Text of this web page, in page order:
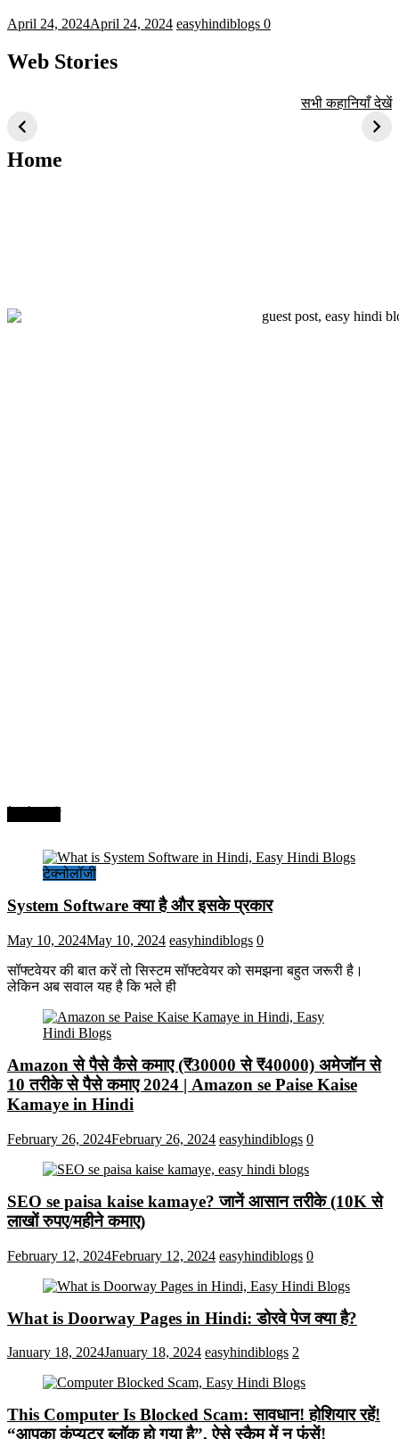
April 24, 2024April 24, 2024 easyhindiblogs 0
Web Stories
तकनीक जो आपको
2024 के लिए सीखनी
चाहिए
ऐतिहासिक स्थान
सभी कहानियाँ देखें
Home
टेक्नोलॉजी
System Software क्या है और इसके प्रकार
May 10, 2024May 10, 2024 easyhindiblogs 0
सॉफ्टवेयर की बात करें तो सिस्टम सॉफ्टवेयर को समझना बहुत जरूरी है।
लेकिन अब सवाल यह है कि भले ही
Amazon से पैसे कैसे कमाए (₹30000 से ₹40000) अमेजॉन से
10 तरीके से पैसे कमाए 2024 | Amazon se Paise Kaise
Kamaye in Hindi
February 26, 2024February 26, 2024 easyhindiblogs 0
SEO se paisa kaise kamaye? जानें आसान तरीके (10K से
लाखों रुपए/महीने कमाए)
February 12, 2024February 12, 2024 easyhindiblogs 0
What is Doorway Pages in Hindi: डोरवे पेज क्या है?
January 18, 2024January 18, 2024 easyhindiblogs 2
This Computer Is Blocked Scam: सावधान! होशियार रहें!
“आपका कंप्यूटर ब्लॉक हो गया है”, ऐसे स्कैम में न फंसें!